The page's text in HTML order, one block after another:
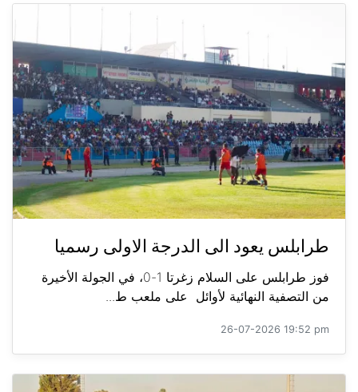
طرابلس يعود الى الدرجة الاولى رسميا
فوز طرابلس على السلام زغرتا 1-0، في الجولة الأخيرة
من التصفية النهائية لأوائل على ملعب ط...
26-07-2026 19:52 pm